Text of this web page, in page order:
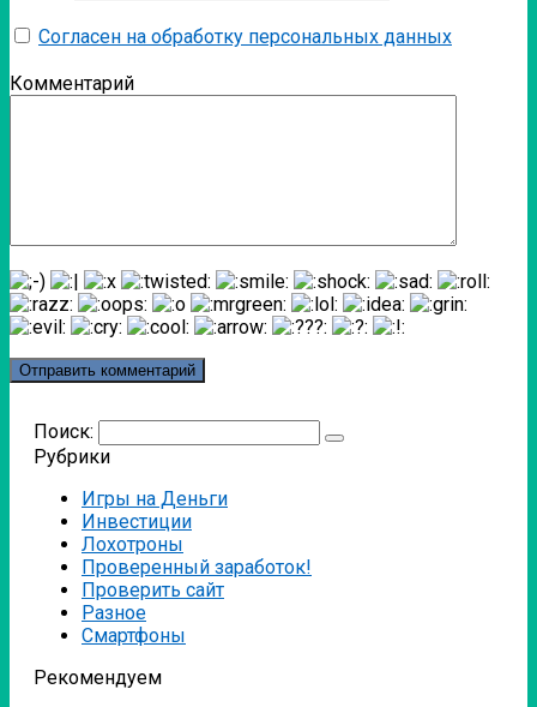
Согласен на обработку персональных данных
Комментарий
Поиск:
Рубрики
Игры на Деньги
Инвестиции
Лохотроны
Проверенный заработок!
Проверить сайт
Разное
Смартфоны
Рекомендуем